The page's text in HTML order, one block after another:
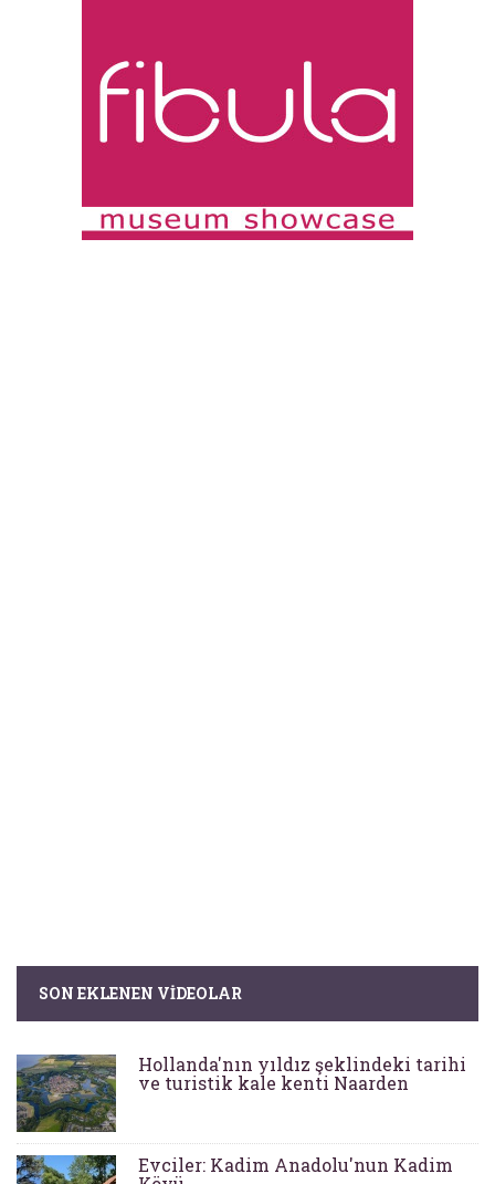
SON EKLENEN VIDEOLAR
Hollanda'nın yıldız şeklindeki tarihi
ve turistik kale kenti Naarden
Evciler: Kadim Anadolu'nun Kadim